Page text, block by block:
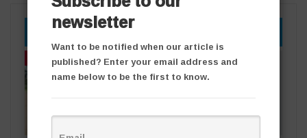
YOU MIGHT ALSO LIKE
తాజా వార్తలు తాజా వార్తలు
newsletter
Want to be notified when our article is
published? Enter your email address and
name below to be the first to know.